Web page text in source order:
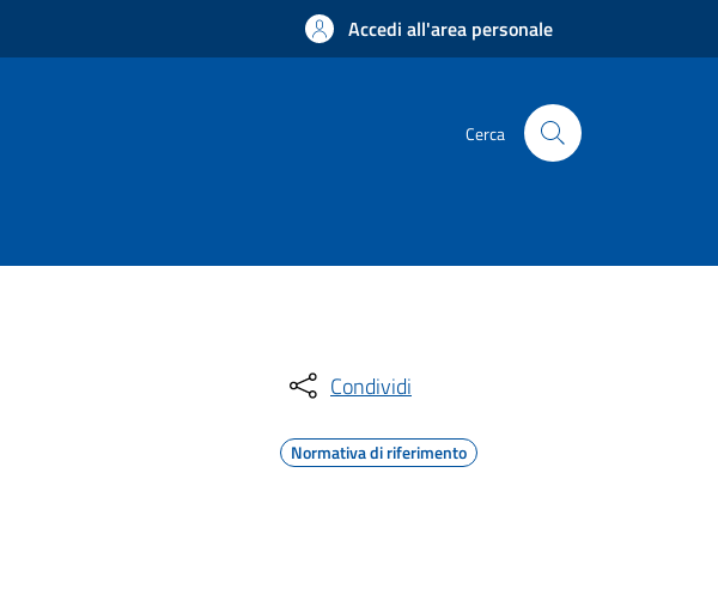
Accedi all'area personale
Cerca
Condividi
Normativa di riferimento